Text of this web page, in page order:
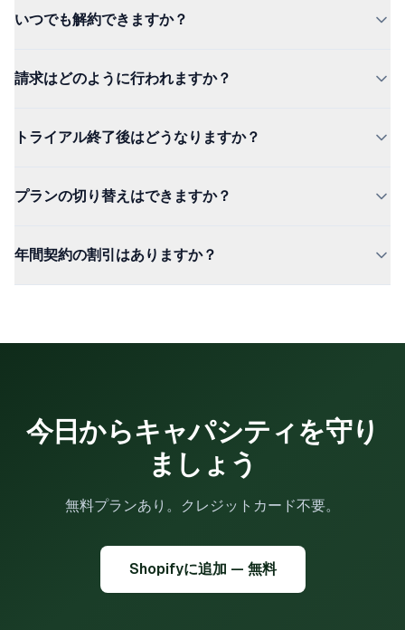
ドは不要です。Pro プランには 14 日間の無料トライアル
いつでも解約できますか？
いつでも解約できます。解約手数料も面倒な手続きもあり
す。
請求はどのように行われますか？
されます。Pro プランの料金は、通常の Shopify 請求書に
トライアル終了後はどうなりますか？
へ移行します。継続を希望されない場合は、トライアル終
プランの切り替えはできますか？
へのアップグレードや Starter へのダウングレードが可能
です。変更は即座に反映されます。
年間契約の割引はありますか？
以上お得になります。
今日からキャパシティを守り
ましょう
無料プランあり。クレジットカード不要。
Shopifyに追加 — 無料